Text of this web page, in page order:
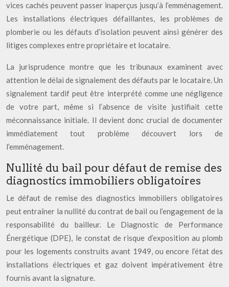
vices cachés peuvent passer inaperçus jusqu’à l’emménagement.
Les installations électriques défaillantes, les problèmes de
plomberie ou les défauts d’isolation peuvent ainsi générer des
litiges complexes entre propriétaire et locataire.
La jurisprudence montre que les tribunaux examinent avec
attention le délai de signalement des défauts par le locataire. Un
signalement tardif peut être interprété comme une négligence
de votre part, même si l’absence de visite justifiait cette
méconnaissance initiale. Il devient donc crucial de documenter
immédiatement tout problème découvert lors de
l’emménagement.
Nullité du bail pour défaut de remise des
diagnostics immobiliers obligatoires
Le défaut de remise des diagnostics immobiliers obligatoires
peut entraîner la nullité du contrat de bail ou l’engagement de la
responsabilité du bailleur. Le Diagnostic de Performance
Énergétique (DPE), le constat de risque d’exposition au plomb
pour les logements construits avant 1949, ou encore l’état des
installations électriques et gaz doivent impérativement être
fournis avant la signature.